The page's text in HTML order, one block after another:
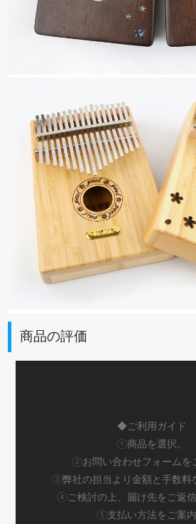
商品の評価
◆ご利用ガイド
①商品を選択。
②お問い合わせフォームを
③弊社の担当より金額と手数料
④ご検討の上、届け先をご返信
⑤支払い方法をご案内